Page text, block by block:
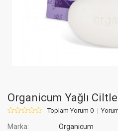
Organicum Yağlı
Toplam Yorum 0
Marka:
Organicum